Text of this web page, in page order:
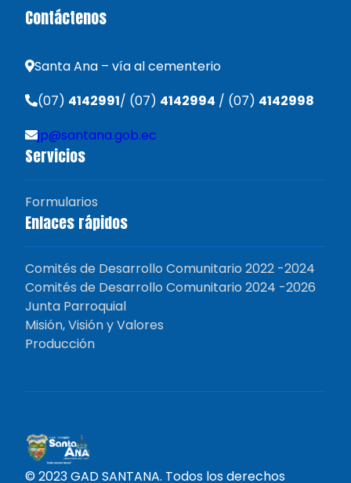
Contáctenos
Santa Ana – vía al cementerio
(07) 4142991/ (07) 4142994 / (07) 4142998
jp@santana.gob.ec
Servicios
Formularios
Enlaces rápidos
Comités de Desarrollo Comunitario 2022 -2024
Comités de Desarrollo Comunitario 2024 -2026
Junta Parroquial
Misión, Visión y Valores
Producción
© 2023 GAD SANTANA. Todos los derechos